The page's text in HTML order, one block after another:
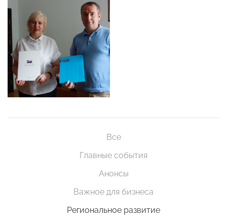
Все
Главные события
Анонсы
Важное для бизнеса
Региональное развитие